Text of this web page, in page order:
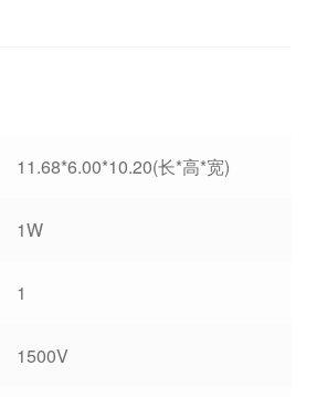
11.68*6.00*10.20(长*高*宽)
1W
1
1500V